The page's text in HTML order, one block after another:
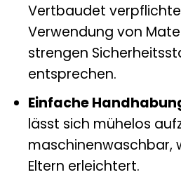
Vertbaudet
Verwendung von
strengen
entsprechen.
Einfache
lässt sich mühelos
maschinenwaschbar,
Eltern erleichtert.